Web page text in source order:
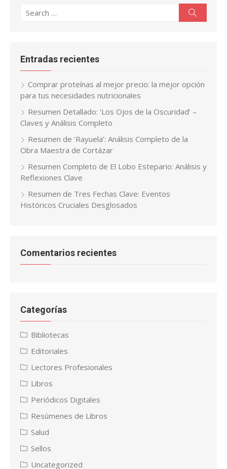
Search
Entradas recientes
Comprar proteínas al mejor precio: la mejor opción
para tus necesidades nutricionales
Resumen Detallado: ‘Los Ojos de la Oscuridad’ –
Claves y Análisis Completo
Resumen de ‘Rayuela’: Análisis Completo de la
Obra Maestra de Cortázar
Resumen Completo de El Lobo Estepario: Análisis y
Reflexiones Clave
Resumen de Tres Fechas Clave: Eventos
Históricos Cruciales Desglosados
Comentarios recientes
Categorías
Bibliotecas
Editoriales
Lectores Profesionales
Libros
Periódicos Digitales
Resúmenes de Libros
Salud
Sellos
Uncategorized